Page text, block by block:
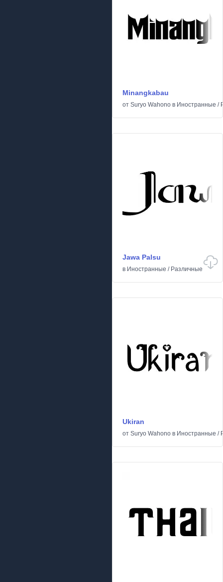
Minangkabau
от Suryo Wahono в Иностранные /
Jawa Palsu
в Иностранные / Различные
Ukiran
от Suryo Wahono в Иностранные /